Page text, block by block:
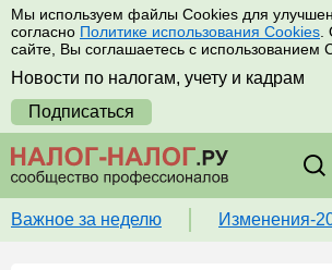
Мы используем файлы Cookies для
согласно Политике использования Cookies
сайте, Вы соглашаетесь с использованием
Новости по налогам, учету и кадрам
Подписаться
Важное за неделю Изменения-